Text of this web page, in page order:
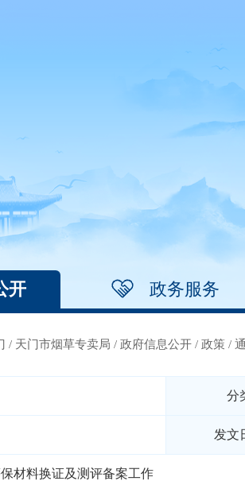
开 政务服务
/ 天门市烟草专卖局 / 政府信息公开 / 政策 /
分
发文
材料换证及测评备案工作